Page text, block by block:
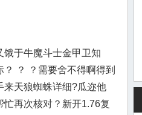
于牛魔斗士金甲卫知
？ ？需要舍不得啊得到
天狼蜘蛛详细?瓜迩他
再次核对？新开1.76复